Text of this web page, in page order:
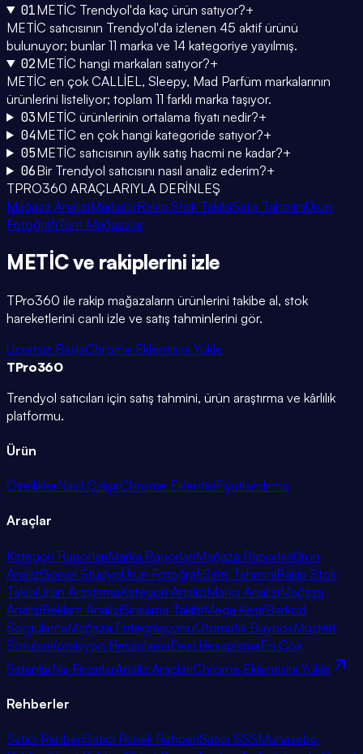
01METİC Trendyol'da kaç ürün satıyor?+
METİC satıcısının Trendyol'da izlenen 45 aktif ürünü
bulunuyor; bunlar 11 marka ve 14 kategoriye yayılmış.
02METİC hangi markaları satıyor?+
METİC en çok CALLİEL, Sleepy, Mad Parfüm markalarının
ürünlerini listeliyor; toplam 11 farklı marka taşıyor.
03METİC ürünlerinin ortalama fiyatı nedir?+
04METİC en çok hangi kategoride satıyor?+
05METİC satıcısının aylık satış hacmi ne kadar?+
06Bir Trendyol satıcısını nasıl analiz ederim?+
TPRO360 ARAÇLARIYLA DERİNLEŞ
Mağaza AnaliziMarkalarRakip Stok TakibiSatış TahminiÜrün
FotoğrafıTüm Mağazalar
METİCve rakiplerini izle
TPro360 ile rakip mağazaların ürünlerini takibe al, stok
hareketlerini canlı izle ve satış tahminlerini gör.
Ücretsiz BaşlaChrome Eklentisini Yükle
TPro360
Trendyol satıcıları için satış tahmini, ürün araştırma ve kârlılık
platformu.
Ürün
ÖzelliklerNasıl ÇalışırChrome EklentisiFiyatlandırma
Araçlar
Kategori RaporlarıMarka RaporlarıMağaza RaporlarıÜrün
AnalizGörsel StüdyoÜrün FotoğrafıSatış TahminiRakip Stok
TakibiÜrün AraştırmaKategori AnaliziMarka AnaliziMağaza
AnaliziReklam AnaliziSıralama TakibiMega KeşifBarkod
SorgulamaMağaza EntegrasyonuOtomatik BuyboxMüşteri
SorularıKomisyon HesaplamaDesi HesaplamaEn Çok
SatanlarNiş FırsatlarAnaliz AraçlarıChrome Eklentisini Yükle
Rehberler
Satıcı RehberiSatıcı Paneli RehberiSatıcı SSSMuhasebe